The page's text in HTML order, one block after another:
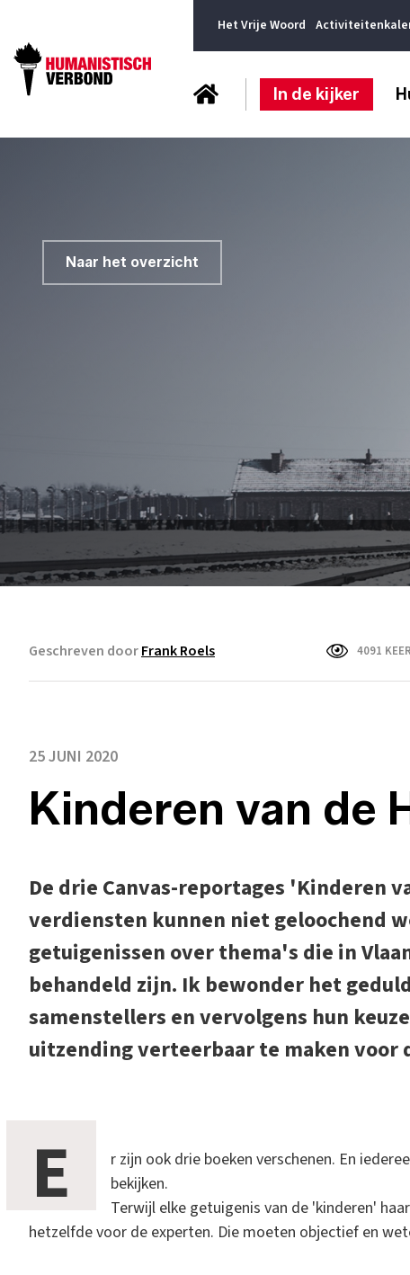
Het Vrije Woord
In de kijker
Naar het overzicht
Geschreven doorFrank Roels 4091
25 JUNI 2020
Kinderen van de
De drie Canvas-reportages 'Kinderen
verdiensten kunnen niet geloochend
getuigenissen over thema's die in
behandeld zijn. Ik bewonder het
samenstellers en vervolgens hun
uitzending verteerbaar te maken voor
E r zijn ook drie boeken verschenen. En
bekijken.
Terwijl elke getuigenis van de 'kinderen'
hetzelfde voor de experten. Die moeten objectief en